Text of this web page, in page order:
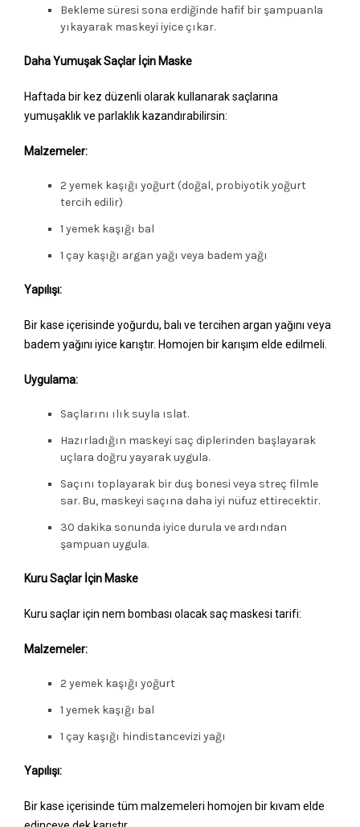
Bekleme süresi sona erdiğinde hafif bir şampuanla
yıkayarak maskeyi iyice çıkar.
Daha Yumuşak Saçlar İçin Maske
Haftada bir kez düzenli olarak kullanarak saçlarına
yumuşaklık ve parlaklık kazandırabilirsin:
Malzemeler:
2 yemek kaşığı yoğurt (doğal, probiyotik yoğurt
tercih edilir)
1 yemek kaşığı bal
1 çay kaşığı argan yağı veya badem yağı
Yapılışı:
Bir kase içerisinde yoğurdu, balı ve tercihen argan yağını veya
badem yağını iyice karıştır. Homojen bir karışım elde edilmeli.
Uygulama:
Saçlarını ılık suyla ıslat.
Hazırladığın maskeyi saç diplerinden başlayarak
uçlara doğru yayarak uygula.
Saçını toplayarak bir duş bonesi veya streç filmle
sar. Bu, maskeyi saçına daha iyi nüfuz ettirecektir.
30 dakika sonunda iyice durula ve ardından
şampuan uygula.
Kuru Saçlar İçin Maske
Kuru saçlar için nem bombası olacak saç maskesi tarifi:
Malzemeler:
2 yemek kaşığı yoğurt
1 yemek kaşığı bal
1 çay kaşığı hindistancevizi yağı
Yapılışı:
Bir kase içerisinde tüm malzemeleri homojen bir kıvam elde